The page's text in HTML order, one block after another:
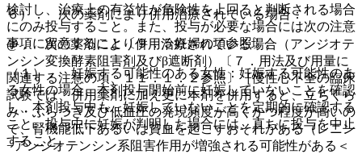
６）． 次の薬剤により併用治療されている場合：
@． 次の薬剤により併用治療されている場合（アンジオテ
ンシン変換酵素阻害剤及びβ遮断剤）〔７．用法及び用量に
関連する注意の項、１１．１．２参照〕［慢性心不全の臨床
試験では、併用薬剤に加え更に本剤を併用すると、立ちくら
み・ふらつき及び低血圧の発現頻度が高くかつ程度が高いの
で、腎機能低下あるいは貧血を起こすおそれがある（レニン
−アンジオテンシン系阻害作用が増強される可能性がある＜
検討し、治療上の有益性が危険性を上回ると判断される場合
にのみ投与すること。また、投与が必要な場合には次の注意
事項に留意すること〔９．５妊婦の項参照〕。
（１）． 妊娠する可能性のある女性：妊娠する可能性のあ
る女性の場合、本剤投与開始前に妊娠していないことを確認
し、本剤投与中も、妊娠していないことを定期的に確認する
こと。投与中に妊娠が判明した場合には、直ちに投与を中止
すること。